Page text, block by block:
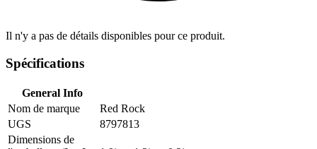
Il n'y a pas de détails disponibles pour ce produit.
Spécifications
General Info
Nom de marque
Red Rock
UGS
8797813
Dimensions de